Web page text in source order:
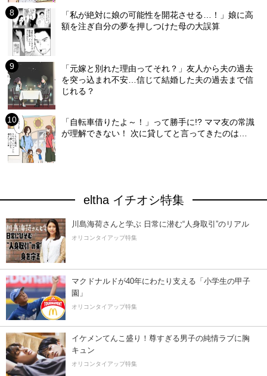
「私が絶対に娘の可能性を開花させる…！」娘に高
額を注ぎ自分の夢を押しつけた母の大誤算
「元嫁と別れた理由ってそれ？」友人から夫の過去
を突っ込まれ不安…信じて結婚した夫の過去まで信
じれる？
「自転車借りたよ～！」って勝手に!? ママ友の常識
が理解できない！ 次に貸してと言ってきたのは…
eltha イチオシ特集
川島海荷さんと学ぶ 日常に潜む“人身取引”のリアル
オリコンタイアップ特集
マクドナルドが40年にわたり支える「小学生の甲子
園」
オリコンタイアップ特集
イケメンてんこ盛り！尊すぎる男子の純情ラブに胸
キュン
オリコンタイアップ特集